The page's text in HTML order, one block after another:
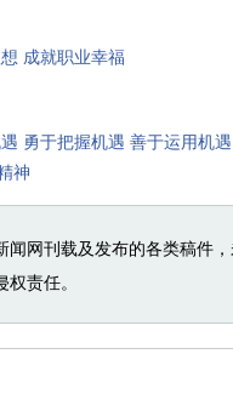
成就职业幸福
勇于把握机遇 善于运用
神
闻网刊载及发布的各类稿件
责任。